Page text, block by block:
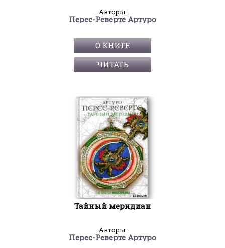
Авторы:
Перес-Реверте Артуро
О КНИГЕ
ЧИТАТЬ
Тайный меридиан
Авторы:
Перес-Реверте Артуро